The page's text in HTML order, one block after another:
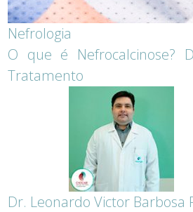
Nefrologia
O que é Nefrocalcinose?
Tratamento
Dr. Leonardo Victor Barbosa